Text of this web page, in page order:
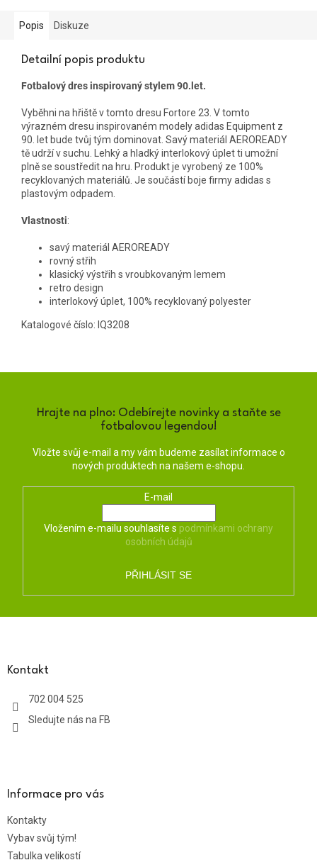
Popis Diskuze
Detailní popis produktu
Fotbalový dres inspirovaný stylem 90.let.
Vyběhni na hřiště v tomto dresu Fortore 23. V tomto
výrazném dresu inspirovaném modely adidas Equipment z
90. let bude tvůj tým dominovat. Savý materiál AEROREADY
tě udrží v suchu. Lehký a hladký interlokový úplet ti umožní
plně se soustředit na hru. Produkt je vyrobený ze 100%
recyklovaných materiálů. Je součástí boje firmy adidas s
plastovým odpadem.
Vlastnosti:
savý materiál AEROREADY
rovný střih
klasický výstřih s vroubkovaným lemem
retro design
interlokový úplet, 100% recyklovaný polyester
Katalogové číslo: IQ3208
Hrajte na plno: Odebírejte novinky a staňte se
fotbalovou legendou!
Vložte svůj e-mail a my vám budeme zasílat informace o
nových produktech na našem e-shopu.
E-mail
Vložením e-mailu souhlasíte s podmínkami ochrany
osobních údajů
PŘIHLÁSIT SE
Kontakt
702 004 525
Sledujte nás na FB
Informace pro vás
Kontakty
Vybav svůj tým!
Tabulka velikostí